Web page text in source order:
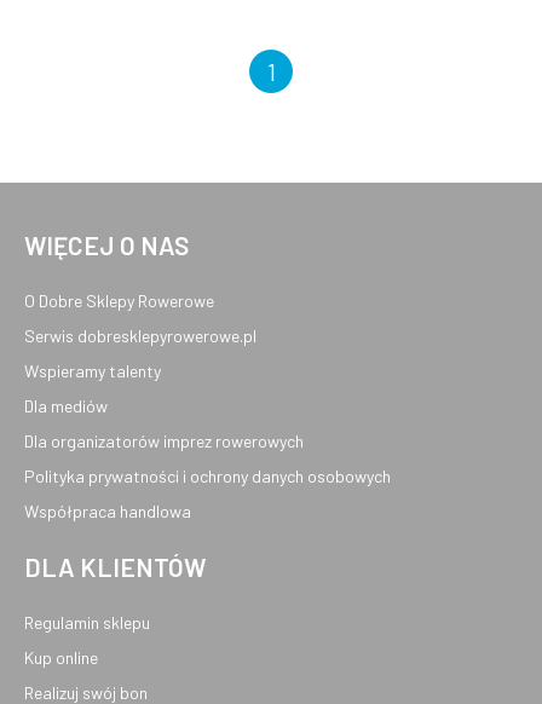
1
WIĘCEJ O NAS
O Dobre Sklepy Rowerowe
Serwis dobresklepyrowerowe.pl
Wspieramy talenty
Dla mediów
Dla organizatorów imprez rowerowych
Polityka prywatności i ochrony danych osobowych
Współpraca handlowa
DLA KLIENTÓW
Regulamin sklepu
Kup online
Realizuj swój bon